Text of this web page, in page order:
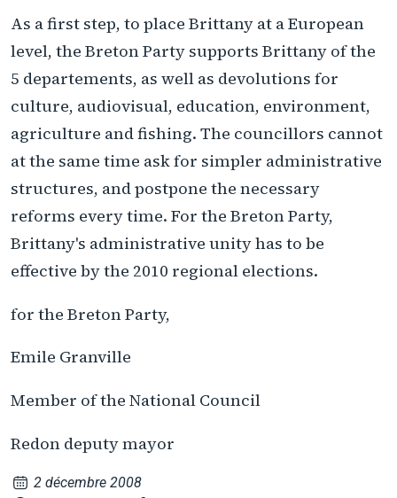
As a first step, to place Brittany at a European
level, the Breton Party supports Brittany of the
5 departements, as well as devolutions for
culture, audiovisual, education, environment,
agriculture and fishing. The councillors cannot
at the same time ask for simpler administrative
structures, and postpone the necessary
reforms every time. For the Breton Party,
Brittany's administrative unity has to be
effective by the 2010 regional elections.
for the Breton Party,
Emile Granville
Member of the National Council
Redon deputy mayor
2 décembre 2008